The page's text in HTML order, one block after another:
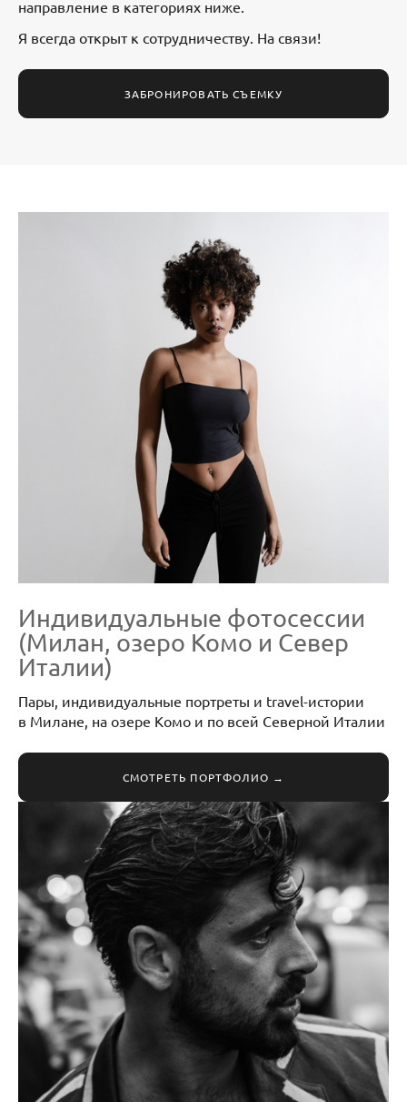
направление в категориях ниже.
Я всегда открыт к сотрудничеству. На связи!
ЗАБРОНИРОВАТЬ СЪЕМКУ
Индивидуальные фотосессии
(Милан, озеро Комо и Север
Италии)
Пары, индивидуальные портреты и travel-истории
в Милане, на озере Комо и по всей Северной Италии
СМОТРЕТЬ ПОРТФОЛИО →